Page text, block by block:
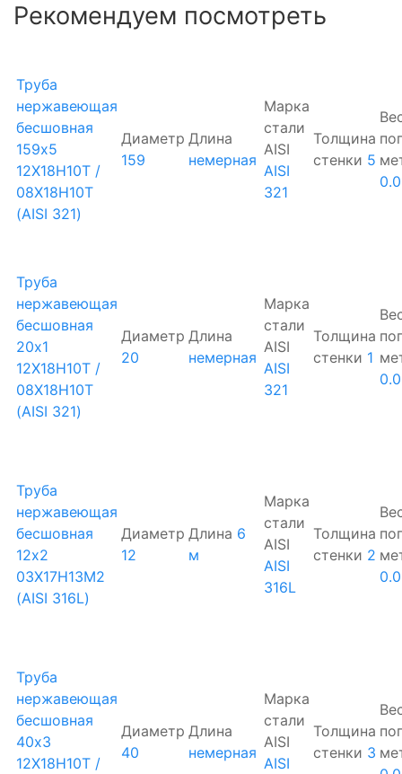
Рекомендуем посмотреть
Труба
нержавеющая
бесшовная
159х5
12Х18Н10Т /
08Х18Н10Т
(AISI 321)
Диаметр
159
Длина
немерная
Марка
стали
AISI
AISI
321
Толщина
стенки 5
Труба
нержавеющая
бесшовная
20х1
12Х18Н10Т /
08Х18Н10Т
(AISI 321)
Диаметр
20
Длина
немерная
Марка
стали
AISI
AISI
321
Толщина
стенки 1
Труба
нержавеющая
бесшовная
12х2
03Х17Н13М2
(AISI 316L)
Диаметр
12
Длина 6
м
Марка
стали
AISI
AISI
316L
Толщина
стенки 2
Труба
нержавеющая
бесшовная
40х3
12Х18Н10Т /
Диаметр
40
Длина
немерная
Марка
стали
AISI
AISI
Толщина
стенки 3